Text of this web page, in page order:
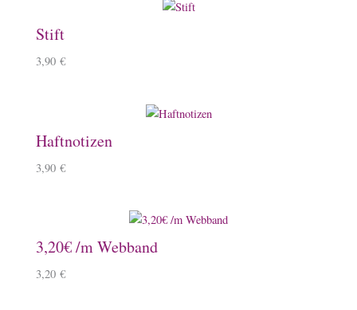
Stift
3,90 €
Haftnotizen
3,90 €
3,20€ /m Webband
3,20 €